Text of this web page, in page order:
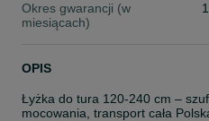
Okres gwarancji (w
miesiącach)
OPIS
Łyżka do tura 120-240 cm –
mocowania, transport cała